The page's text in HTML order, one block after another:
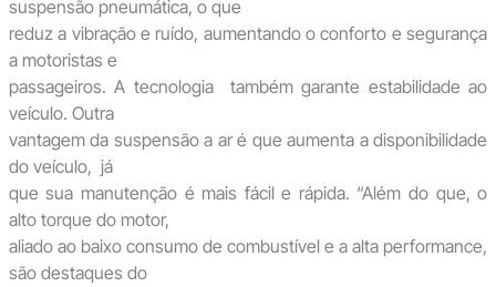
suspensão pneumática, o que
reduz a vibração e ruído, aumentando o conforto e segurança
a motoristas e
passageiros. A tecnologia também garante estabilidade ao
veículo. Outra
vantagem da suspensão a ar é que aumenta a disponibilidade
do veículo, já
que sua manutenção é mais fácil e rápida. “Além do que, o
alto torque do motor,
aliado ao baixo consumo de combustível e a alta performance,
são destaques do